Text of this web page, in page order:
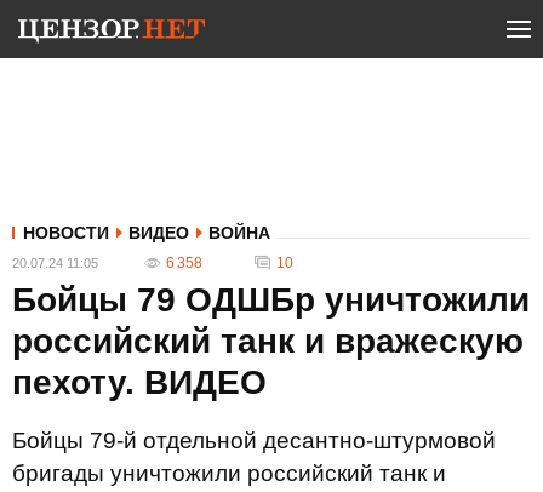
НОВОСТИ ВИДЕО ВОЙНА
20.07.24 11:05 6 358 10
Бойцы 79 ОДШБр уничтожили
российский танк и вражескую
пехоту. ВИДЕО
Бойцы 79-й отдельной десантно-штурмовой
бригады уничтожили российский танк и